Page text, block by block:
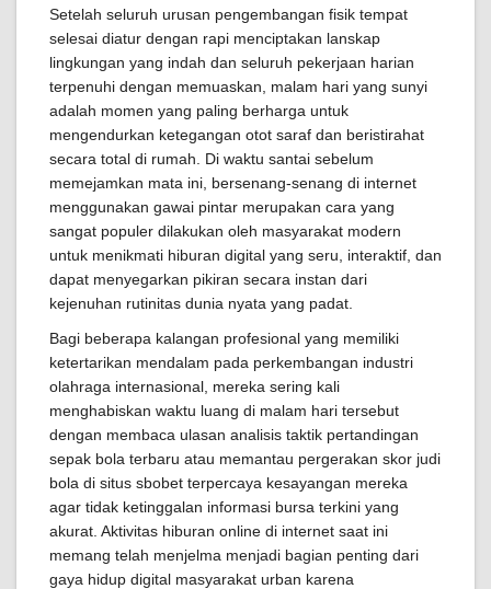
Setelah seluruh urusan pengembangan fisik tempat
selesai diatur dengan rapi menciptakan lanskap
lingkungan yang indah dan seluruh pekerjaan harian
terpenuhi dengan memuaskan, malam hari yang sunyi
adalah momen yang paling berharga untuk
mengendurkan ketegangan otot saraf dan beristirahat
secara total di rumah. Di waktu santai sebelum
memejamkan mata ini, bersenang-senang di internet
menggunakan gawai pintar merupakan cara yang
sangat populer dilakukan oleh masyarakat modern
untuk menikmati hiburan digital yang seru, interaktif, dan
dapat menyegarkan pikiran secara instan dari
kejenuhan rutinitas dunia nyata yang padat.
Bagi beberapa kalangan profesional yang memiliki
ketertarikan mendalam pada perkembangan industri
olahraga internasional, mereka sering kali
menghabiskan waktu luang di malam hari tersebut
dengan membaca ulasan analisis taktik pertandingan
sepak bola terbaru atau memantau pergerakan skor judi
bola di situs sbobet terpercaya kesayangan mereka
agar tidak ketinggalan informasi bursa terkini yang
akurat. Aktivitas hiburan online di internet saat ini
memang telah menjelma menjadi bagian penting dari
gaya hidup digital masyarakat urban karena